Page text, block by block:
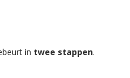
in twee stappen.